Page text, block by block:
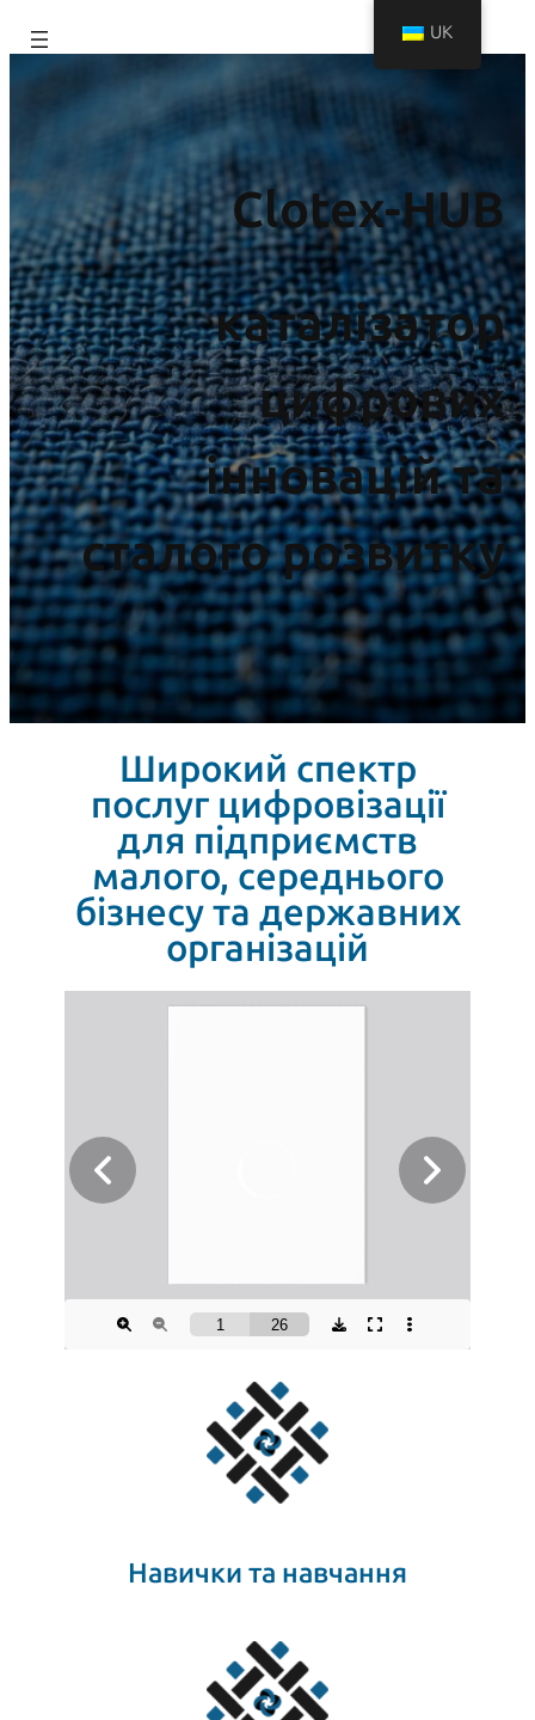
Clotex-HUB
каталізатор
цифрових
інновацій та
сталого розвитку
Широкий спектр
послуг цифровізації
для підприємств
малого, середнього
бізнесу та державних
організацій
Навички та навчання
UK